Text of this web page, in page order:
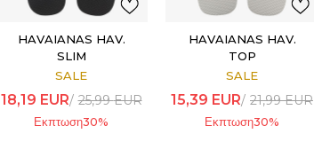
HAVAIANAS HAV.
SLIM
SALE
18,19 EUR 25,99EUR
Εκπτωση30%
HAVAIANAS HAV.
TOP
SALE
15,39 EUR 21,99EUR
Εκπτωση30%